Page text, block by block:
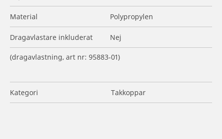
Material Polypropylen
Dragavlastare inkluderat Nej
(dragavlastning, art nr: 95883-01)
Kategori Takkoppar